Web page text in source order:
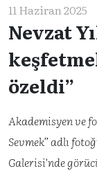
11 Haziran 2025
Nevzat
özeldi”
Akademisyen ve
Sevmek” adlı
Galerisi'nde